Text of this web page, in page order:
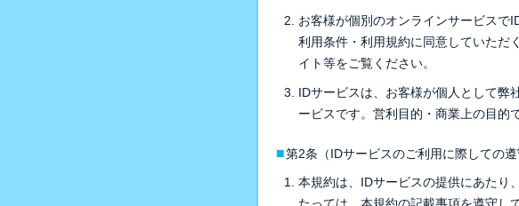
お客様が個別のオンラインサービスで
利用条件・利用規約に同意していただ
イト等をご覧ください。
IDサービスは、お客様が個人として弊
ービスです。営利目的・商業上の目的
■第2条（IDサービスのご利用に際しての遵
本規約は、IDサービスの提供にあたり